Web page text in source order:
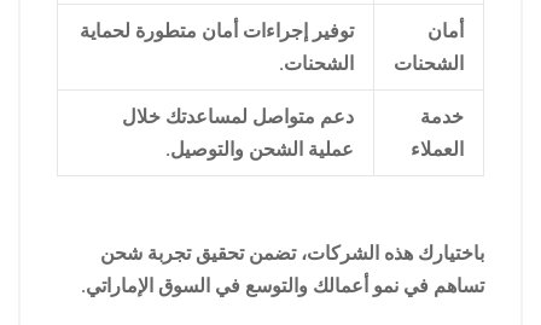
أمان
الشحنات
توفير إجراءات أمان متطورة لحماية
الشحنات.
خدمة
العملاء
دعم متواصل لمساعدتك خلال
عملية الشحن والتوصيل.
باختيارك هذه الشركات، تضمن تحقيق تجربة شحن
تساهم في نمو أعمالك والتوسع في السوق الإماراتي.